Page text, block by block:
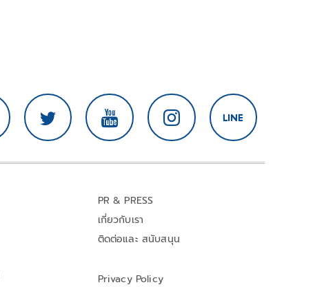
PR & PRESS
เกี่ยวกับเรา
ติดต่อและ สนับสนุน
Privacy Policy